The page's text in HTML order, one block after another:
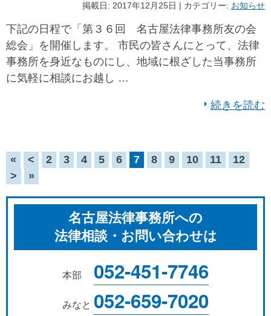
掲載日: 2017年12月25日 | カテゴリー: お知らせ
下記の日程で「第３６回 名古屋法律事務所友の会
総会」を開催します。 市民の皆さんにとって、法律
事務所を身近なものにし、地域に根ざした当事務所
に気軽に相談にお越し …
続きを読む
« < 2 3 4 5 6 7 8 9 10 11
12
>
»
名古屋法律事務所への
法律相談・お問い合わせは
本部 052-451-7746
みなと 052-659-7020